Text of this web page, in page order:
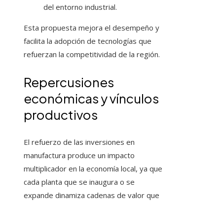
del entorno industrial.
Esta propuesta mejora el desempeño y
facilita la adopción de tecnologías que
refuerzan la competitividad de la región.
Repercusiones
económicas y vínculos
productivos
El refuerzo de las inversiones en
manufactura produce un impacto
multiplicador en la economía local, ya que
cada planta que se inaugura o se
expande dinamiza cadenas de valor que